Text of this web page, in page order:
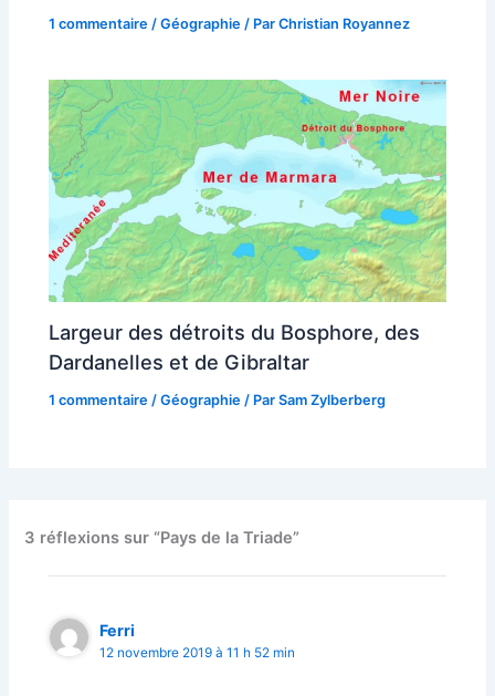
1 commentaire /Géographie / ParChristian Royannez
Largeur des détroits du Bosphore, des
Dardanelles et de Gibraltar
1 commentaire /Géographie / ParSam Zylberberg
3 réflexions sur “Pays de la Triade”
Ferri
12 novembre 2019 à 11 h 52 min